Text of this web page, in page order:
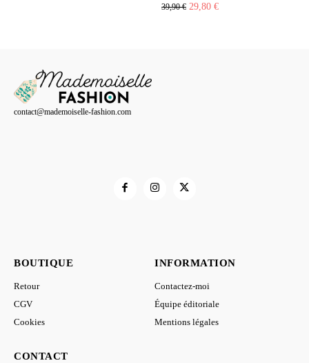
39,90€ Le
29,80 €Le
contact@mademoiselle-fashion.com
BOUTIQUE
Retour
CGV
Cookies
INFORMATION
Contactez-moi
Équipe éditoriale
Mentions légales
CONTACT